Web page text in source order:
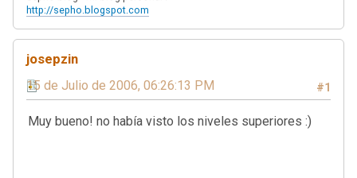
http://sepho.blogspot.com
josepzin
#1
15 de Julio de 2006, 06:26:13 PM
Muy bueno! no había visto los niveles superiores :)